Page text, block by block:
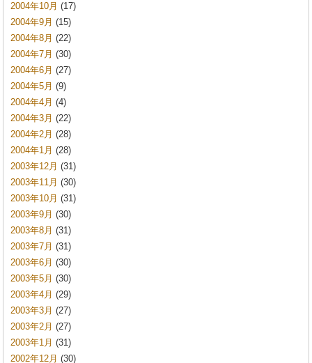
2004年10月 (17)
2004年9月 (15)
2004年8月 (22)
2004年7月 (30)
2004年6月 (27)
2004年5月 (9)
2004年4月 (4)
2004年3月 (22)
2004年2月 (28)
2004年1月 (28)
2003年12月 (31)
2003年11月 (30)
2003年10月 (31)
2003年9月 (30)
2003年8月 (31)
2003年7月 (31)
2003年6月 (30)
2003年5月 (30)
2003年4月 (29)
2003年3月 (27)
2003年2月 (27)
2003年1月 (31)
2002年12月 (30)